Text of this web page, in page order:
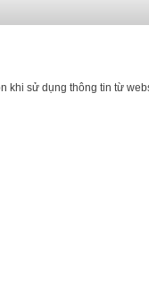
khi sử dụng thông tin từ